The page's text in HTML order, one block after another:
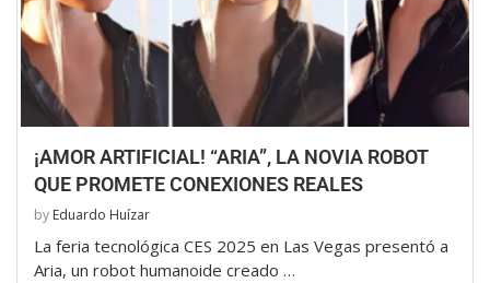
¡AMOR ARTIFICIAL! “ARIA”, LA NOVIA ROBOT
QUE PROMETE CONEXIONES REALES
by Eduardo Huízar
La feria tecnológica CES 2025 en Las Vegas presentó a
Aria, un robot humanoide creado …